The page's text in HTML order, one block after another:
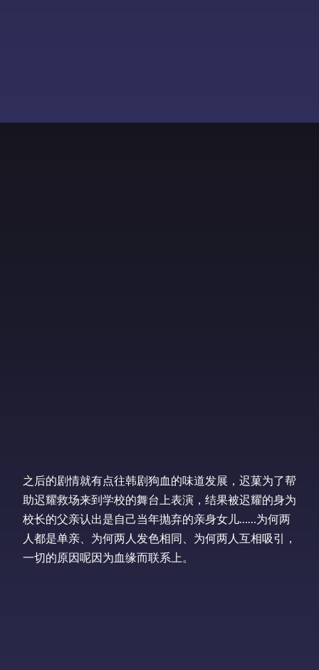
之后的剧情就有点往韩剧狗血的味道发展，迟菓为了帮
助迟耀救场来到学校的舞台上表演，结果被迟耀的身为
校长的父亲认出是自己当年抛弃的亲身女儿……为何两
人都是单亲、为何两人发色相同、为何两人互相吸引，
一切的原因呢因为血缘而联系上。